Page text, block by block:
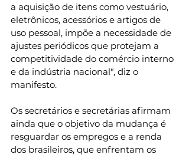
a aquisição de itens como vestuário,
eletrônicos, acessórios e artigos de
uso pessoal, impõe a necessidade de
ajustes periódicos que protejam a
competitividade do comércio interno
e da indústria nacional", diz o
manifesto.
Os secretários e secretárias afirmam
ainda que o objetivo da mudança é
resguardar os empregos e a renda
dos brasileiros, que enfrentam os